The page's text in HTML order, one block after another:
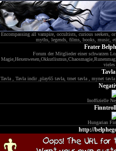
Encompassing all vampire, occultists, curious seekers,
myths, legends, films, books, music,
Frater
Forum der Mitglieder einer schwarzen
vieles
Tavla , Tavla indir ,play65 tavla, trnet tavla , mynet
Inoffizielle
Hungarian
http://